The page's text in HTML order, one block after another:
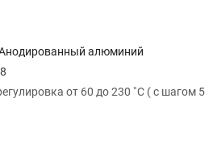
алюминий
от 60 до 230 ˚С ( с шагом 5